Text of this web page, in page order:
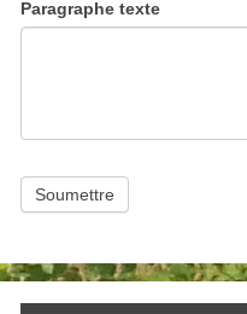
Paragraphe texte
Soumettre